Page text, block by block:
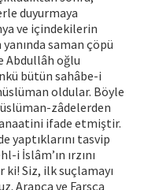
duyurmaya
ve içindekilerin
saman çöpü
Abdullâh oğlu
bütün sahâbe-i
oldular. Böyle
zâdelerden
ifade etmiştir.
yaptıklarını tasvip
i İslâm’ın ırzını
Siz, ilk suçlamayı
Arapça ve Farsça